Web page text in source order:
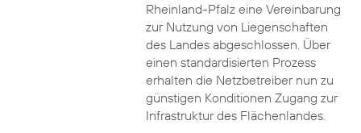
Rheinland-Pfalz eine Vereinbarung
zur Nutzung von Liegenschaften
des Landes abgeschlossen. Über
einen standardisierten Prozess
erhalten die Netzbetreiber nun zu
günstigen Konditionen Zugang zur
Infrastruktur des Flächenlandes.